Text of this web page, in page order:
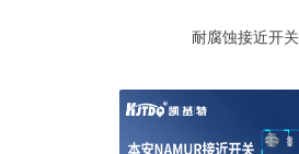
耐腐蚀接近开关